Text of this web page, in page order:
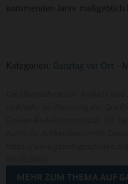
kommenden Jahre maßgeblich
Kategorien: Ganztag vor Ort -
MEHR ZUM THEMA AUF